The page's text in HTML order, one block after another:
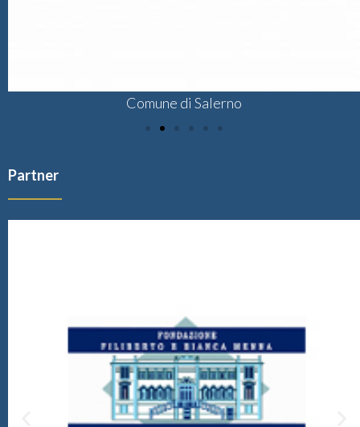
Comune di Salerno
Partner